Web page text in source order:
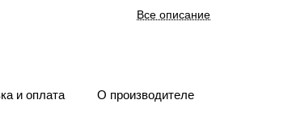
Все описание
и оплата О производителе